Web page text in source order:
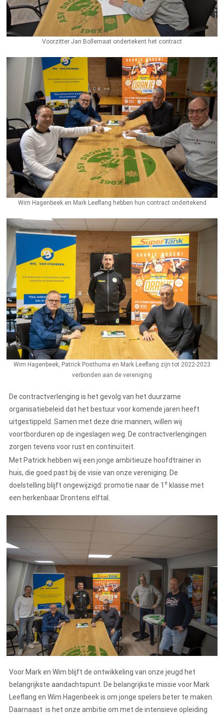
Voorzitter Jan Bollemaat ondertekent het contract
Wim Hagenbeek en Mark Leeflang hebben hun contract ondertekend
Wim Hagenbeek, Patrick Posthuma en Mark Leeflang zijn tot 2022-2023
verbonden aan de vereniging
De contractverlenging is het gevolg van het duurzame
organisatiebeleid dat het bestuur voor komende jaren heeft
uitgestippeld. Samen met deze drie mannen, willen wij
voortborduren op de ingeslagen weg. De contractverlengingen
zorgen tevens voor rust en continuïteit.
Met Patrick hebben wij een jonge ambitieuze hoofdtrainer in
huis, die goed past bij de visie van onze vereniging. De
doelstelling blijft ongewijzigd: promotie naar de 1 e klasse met
een herkenbaar Drontens elftal.
Voor Mark en Wim blijft de ontwikkeling van onze jeugd het
belangrijkste aandachtspunt. De belangrijkste missie voor Mark
Leeflang en Wim Hagenbeek is om jonge spelers beter te maken.
Daarnaast is het onze ambitie om met de intensieve opleiding